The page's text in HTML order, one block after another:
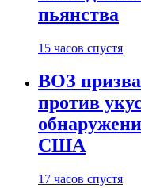
пьянства
15 часов спустя
ВОЗ
против
США
17 часов спустя